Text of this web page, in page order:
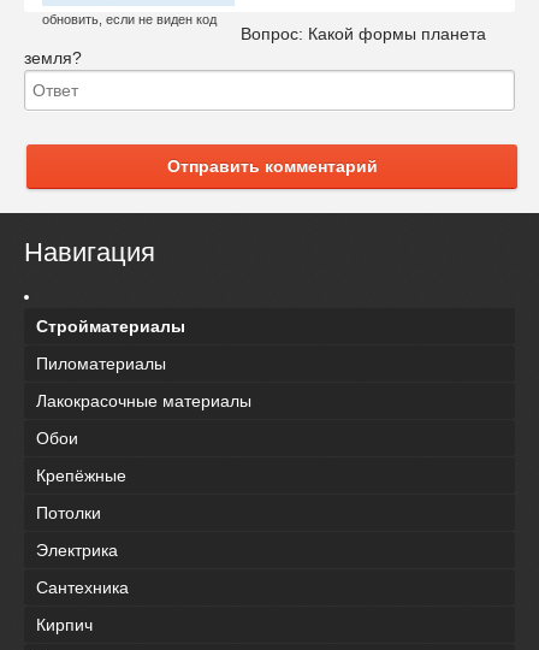
обновить, если не виден код
Вопрос: Какой формы планета
земля?
Отправить комментарий
Навигация
Стройматериалы
Пиломатериалы
Лакокрасочные материалы
Обои
Крепёжные
Потолки
Электрика
Сантехника
Кирпич